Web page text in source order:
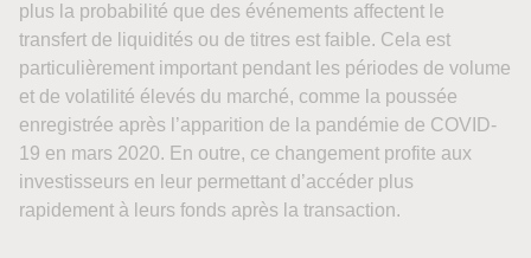
plus la probabilité que des événements affectent le
transfert de liquidités ou de titres est faible. Cela est
particulièrement important pendant les périodes de volume
et de volatilité élevés du marché, comme la poussée
enregistrée après l’apparition de la pandémie de COVID-
19 en mars 2020. En outre, ce changement profite aux
investisseurs en leur permettant d’accéder plus
rapidement à leurs fonds après la transaction.